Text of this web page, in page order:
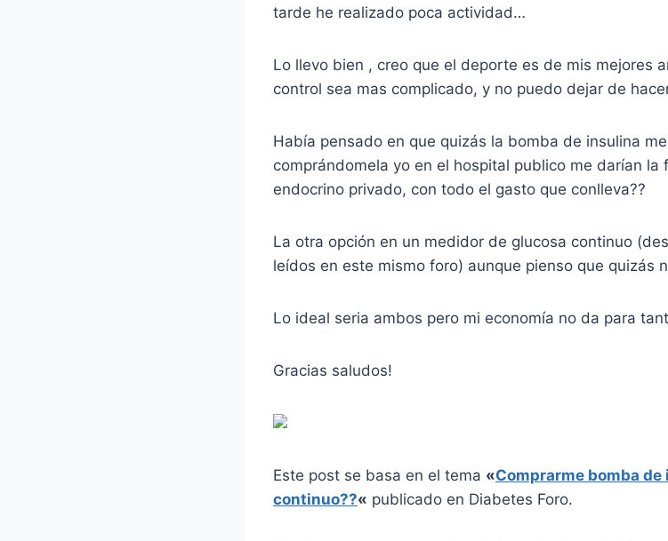
tarde he realizado poca actividad…
Lo llevo bien , creo que el deporte es de mis mejores
control sea mas complicado, y no puedo dejar de
Había pensado en que quizás la bomba de insulina
comprándomela yo en el hospital publico me darían la
endocrino privado, con todo el gasto que conlleva??
La otra opción en un medidor de glucosa continuo
leídos en este mismo foro) aunque pienso que quizás
Lo ideal seria ambos pero mi economía no da para
Gracias saludos!
Este post se basa en el tema «Comprarme bomba
continuo??« publicado en Diabetes Foro.